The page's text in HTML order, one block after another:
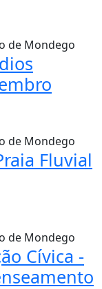
de Mondego
de Mondego
Fluvial
de Mondego
Cívica -